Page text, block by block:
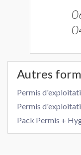
Autres
Permis
Permis
Pack Permis +